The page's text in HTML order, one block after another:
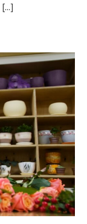
[...]